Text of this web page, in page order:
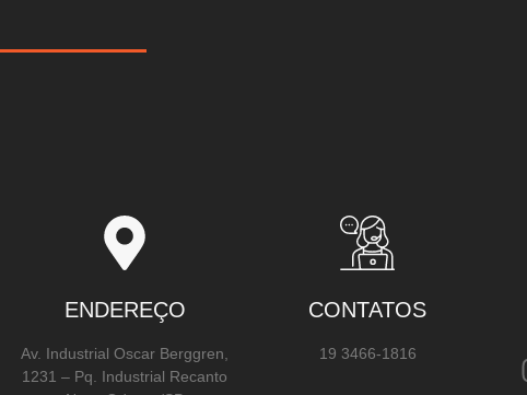
ENDEREÇO
Av. Industrial Oscar Berggren,
1231 – Pq. Industrial Recanto
CONTATOS
19 3466-1816